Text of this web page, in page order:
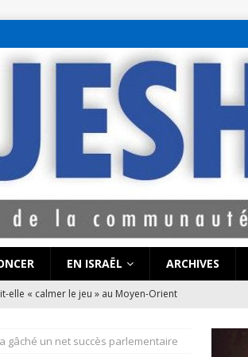
EN ISRAËL ARCHIVES
la bonté et de la rigueur
CETTE
pandémie universelle
CETTE
gâché un net succès parlementaire